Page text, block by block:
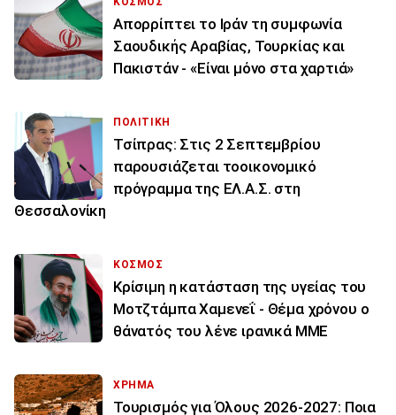
Απορρίπτει το Ιράν τη συμφωνία
Σαουδικής Αραβίας, Τουρκίας και
Πακιστάν - «Είναι μόνο στα χαρτιά»
ΠΟΛΙΤΙΚΗ
Τσίπρας: Στις 2 Σεπτεμβρίου
παρουσιάζεται τοοικονομικό
πρόγραμμα της ΕΛ.Α.Σ. στη
Θεσσαλονίκη
ΚΟΣΜΟΣ
Κρίσιμη η κατάσταση της υγείας του
Μοτζτάμπα Χαμενεΐ - Θέμα χρόνου ο
θάνατός του λένε ιρανικά ΜΜΕ
ΧΡΗΜΑ
Τουρισμός για Όλους 2026-2027: Ποια